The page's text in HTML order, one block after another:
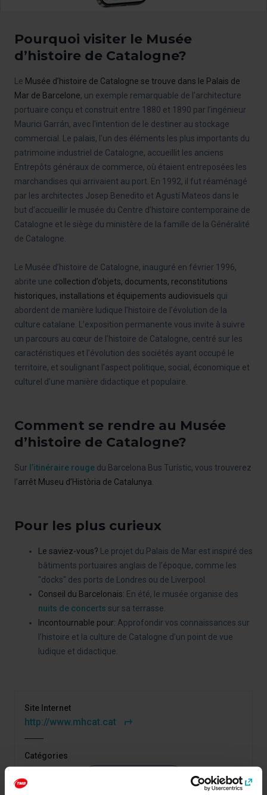
Pourquoi visiter le Musée
d’histoire de Catalogne?
Le Musée d’histoire de Catalogne se trouve dans le Palais de
Mar de Barcelone, un exemple remarquable de l’architecture
portuaire conçu et construit entre 1880 et 1890 par l’ingénieur
Maurici Garrán, avec l’intention de le destiner au stockage
commercial. Le palais, l’un des éléments les plus importants du
patrimoine industriel de Catalogne, accueillit les anciens
Entrepôts généraux de commerce, où étaient entreposées les
marchandises qui arrivaient au port. En 1992, il fut réaménagé
par les architectes Josep Benedito et Agustí Mateos dans le
but d’accueillir le musée du Centre d’histoire contemporaine de
Catalogne et le siège du ministère de la famille de la Généralité
de Catalogne.
Le Musée d’histoire de Catalogne, inauguré en février 1996,
abrite une collection d’objets, documents, reconstitutions
historiques, installations et équipements audiovisuels qui
abordent de manière ludique l’histoire de l’évolution de la
culture catalane. L’exposition permanente vous invite à suivre
un parcours au cœur de l’histoire de Catalogne, centré sur les
caractéristiques et l’évolution des sociétés ayant occupé le
territoire, et soulignant l’aspect politique, social, économique et
culturel d’une manière didactique et populaire.
Comment se rendre au Musée
d’histoire de Catalogne?
Sur l’itinéraire rouge du Barcelona Bus Turístic, vous trouverez
l’arrêt Museu d’Història de Catalunya
Pour les plus curieux
Le saviez-vous? Le projet du Palais de Mar est inspiré des
bâtiments portuaires anglais de l’époque, comme les
"docks" des ports de Londres ou de Liverpool.
Conseil du Barcelonais: En été, le musée organise des
nuits de concerts sur sa terrasse.
Incontournable pour: Approfondir vos connaissances sur
l’histoire et la culture de Catalogne d’un point de vue
ludique et didactique.
Site Internet
http://www.mhcat.cat
Catégories